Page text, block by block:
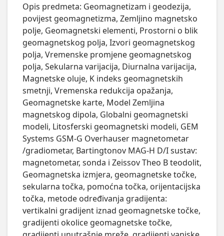
Opis predmeta: Geomagnetizam i geodezija,
povijest geomagnetizma, Zemljino magnetsko
polje, Geomagnetski elementi, Prostorni o blik
geomagnetskog polja, Izvori geomagnetskog
polja, Vremenske promjene geomagnetskog
polja, Sekularna varijacija, Diurnalna varijacija,
Magnetske oluje, K indeks geomagnetskih
smetnji, Vremenska redukcija opažanja,
Geomagnetske karte, Model Zemljina
magnetskog dipola, Globalni geomagnetski
modeli, Litosferski geomagnetski modeli, GEM
Systems GSM-G Overhauser magnetometar
/gradiometar, Bartingtonov MAG-H D/I sustav:
magnetometar, sonda i Zeissov Theo B teodolit,
Geomagnetska izmjera, geomagnetske točke,
sekularna točka, pomoćna točka, orijentacijska
točka, metode određivanja gradijenta:
vertikalni gradijent iznad geomagnetske točke,
gradijenti okolice geomagnetske točke,